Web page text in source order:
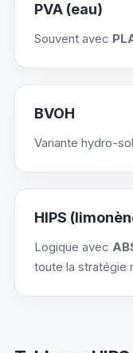
PVA (eau)
Souvent avec
BVOH
Variante hydro-
HIPS
Logique avec
toute la stratégie